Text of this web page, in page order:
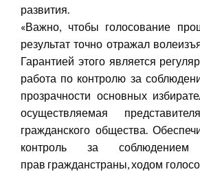
развития.
«Важно, чтобы голосование
результат точно отражал
Гарантией этого является
работа по контролю за
прозрачности основных
осуществляемая
гражданского общества.
контроль за соблюдением
прав гражданстраны, ходом